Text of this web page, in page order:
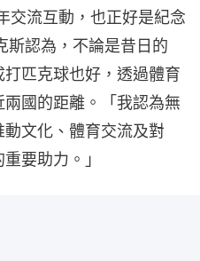
交流互動，也正好是紀念
斯認為，不論是昔日的
打匹克球也好，透過體育
國的距離。「我認為無
文化、體育交流及對
要助力。」